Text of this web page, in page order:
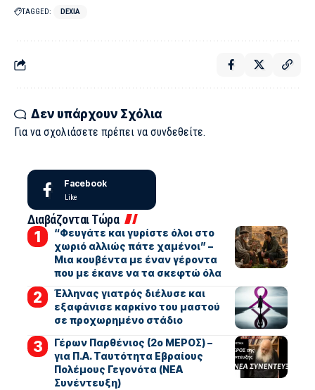
TAGGED: DEXIA
Δεν υπάρχουν Σχόλια
Για να σχολιάσετε πρέπει να συνδεθείτε.
Facebook
Like
Διαβάζονται Τώρα
“Φευγάτε και γυρίστε όλοι στο
χωριό αλλιώς πάτε χαμένοι” –
Μια κουβέντα με έναν γέροντα
που με έκανε να τα σκεφτώ όλα
Έλληνας γιατρός διέλυσε και
εξαφάνισε καρκίνο του μαστού
σε προχωρημένο στάδιο
Γέρων Παρθένιος (2ο ΜΕΡΟΣ) –
για Π.Α. Ταυτότητα Εβραίους
Πολέμους Γεγονότα (ΝΕΑ
Συνέντευξη)